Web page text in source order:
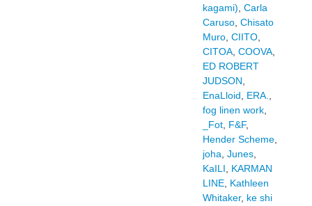
kagami), Carla
Caruso, Chisato
Muro, CIITO,
CITOA, COOVA,
ED ROBERT
JUDSON,
EnaLloid, ERA.,
fog linen work,
_Fot, F&F,
Hender Scheme,
joha, Junes,
KaILI, KARMAN
LINE, Kathleen
Whitaker, ke shi